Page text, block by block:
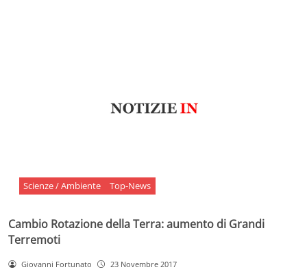
Scienze / Ambiente Top-News
Cambio Rotazione della Terra: aumento di Grandi
Terremoti
Giovanni Fortunato 23 Novembre 2017